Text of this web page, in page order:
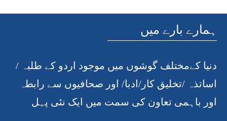
ہمارے بارے میں
دنیا کےمختلف گوشوں میں موجود اردو کے طلبہ /
اساتذہ /تخلیق کار/ادبا/ اور صحافیوں سے رابطہ
اور باہمی تعاون کی سمت میں ایک نئی پہل